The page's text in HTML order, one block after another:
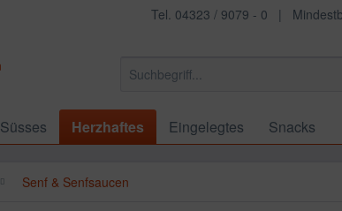
Tel. 04323 / 9079 - 0 |
Süsses Herzhaftes Eingelegtes Snacks
Senf & Senfsaucen